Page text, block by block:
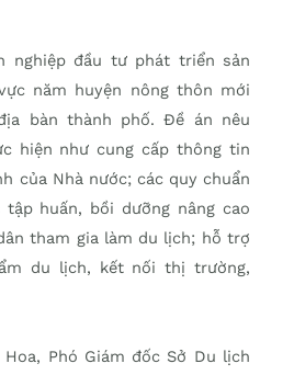
nghiệp đầu tư phát triển sản
năm huyện nông thôn mới
bàn thành phố. Đề án nêu
hiện như cung cấp thông tin
của Nhà nước; các quy chuẩn
huấn, bồi dưỡng nâng cao
tham gia làm du lịch; hỗ trợ
du lịch, kết nối thị trường,
Hoa, Phó Giám đốc Sở Du lịch